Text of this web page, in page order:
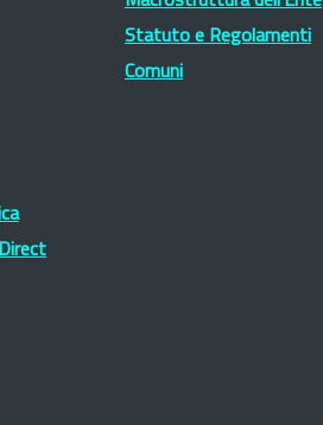
Statuto e Regolamenti
Comuni